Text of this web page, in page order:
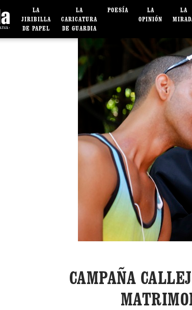
LA
JIRIBILLA
DE PAPEL
LA
CARICATURA
DE GUARDIA
POESÍA
LA
OPINIÓN
LA
CAMPAÑA